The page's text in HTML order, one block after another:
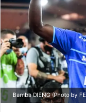
Bamba DIENG (Photo by